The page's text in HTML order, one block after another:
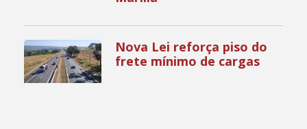
Nova Lei reforça piso do
frete mínimo de cargas